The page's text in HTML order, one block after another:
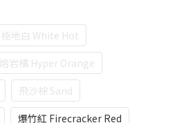
極地白 White Hot
熔岩橘 Hyper Orange
飛沙棕 Sand
爆竹紅 Firecracker Red